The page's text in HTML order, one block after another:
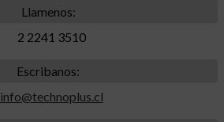
Llamenos:
2 2241 3510
Escribanos:
info@technoplus.cl